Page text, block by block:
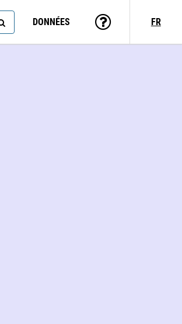
DONNÉES FR